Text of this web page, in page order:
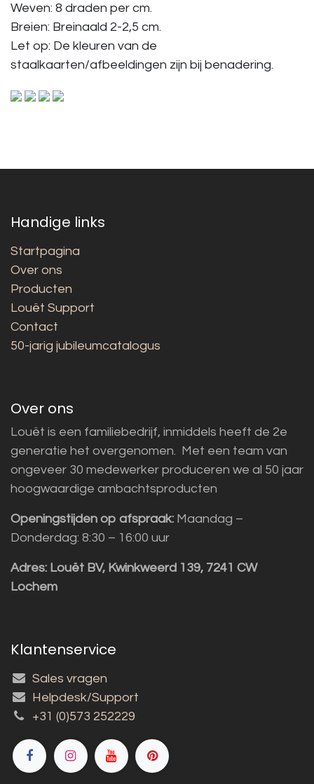
Weven: 8 draden per cm.
Breien: Breinaald 2-2,5 cm.
Let op: De kleuren van de
staalkaarten/afbeeldingen zijn bij benadering.
Handige links
Startpagina
Over ons
Producten
Louët Support
Contact
50-jarig jubileumcatalogus
Over ons
Louët is een familiebedrijf, inmiddels heeft de 2e
generatie het overgenomen. Met een team van
ongeveer 30 medewerker produceren we al 50 jaar
hoogwaardige ambachtsproducten
Openingstijden op afspraak: Maandag –
Donderdag: 8:30 – 16:00 uur
Adres: Louët BV, Kwinkweerd 139, 7241 CW
Lochem
Klantenservice
Sales vragen
Helpdesk/Support
+31 (0)573 252229